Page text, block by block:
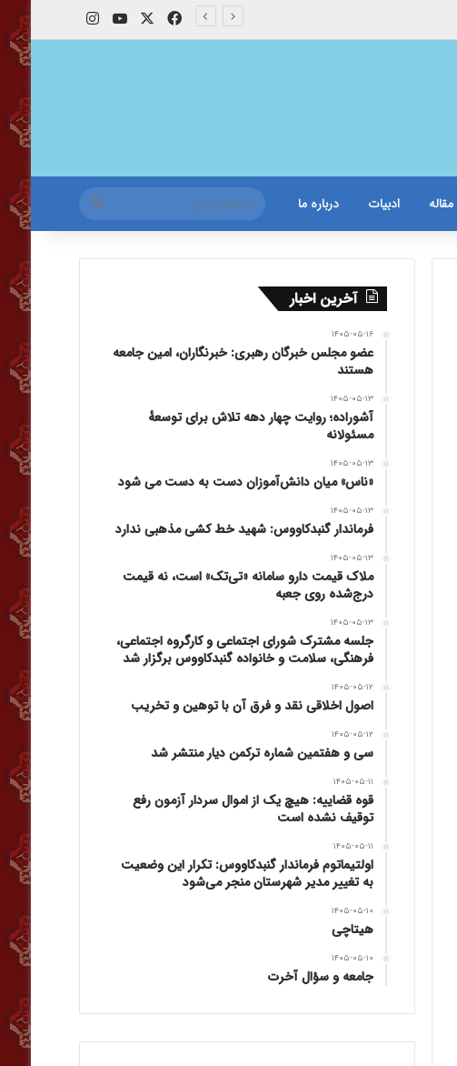
فیس بوکیوتیوباینستاگرام
مقاله ادبیات درباره ما
جستجو
برای
آخرین اخبار
۱۴۰۵-۰۵-۱۶
عضو مجلس خبرگان رهبری: خبرنگاران، امین جامعه
هستند
۱۴۰۵-۰۵-۱۳
آشوراده؛ روایت چهار دهه تلاش برای توسعهٔ
مسئولانه
۱۴۰۵-۰۵-۱۳
«ناس» میان دانش‌آموزان دست به دست می شود
۱۴۰۵-۰۵-۱۳
فرماندار گنبدکاووس: شهید خط کشی مذهبی ندارد
۱۴۰۵-۰۵-۱۳
ملاک قیمت دارو سامانه «تی‌تک» است، نه قیمت
درج‌شده روی جعبه
۱۴۰۵-۰۵-۱۳
جلسه مشترک شورای اجتماعی و کارگروه اجتماعی،
فرهنگی، سلامت و خانواده گنبدکاووس برگزار شد
۱۴۰۵-۰۵-۱۲
اصول اخلاقی نقد و فرق آن با توهین و تخریب
۱۴۰۵-۰۵-۱۲
سی و هفتمین شماره ترکمن دیار منتشر شد
۱۴۰۵-۰۵-۱۱
قوه قضاییه: هیچ یک از اموال سردار آزمون رفع
توقیف نشده است
۱۴۰۵-۰۵-۱۱
اولتیماتوم فرماندار گنبدکاووس: تکرار این وضعیت
به تغییر مدیر شهرستان منجر می‌شود
۱۴۰۵-۰۵-۱۰
هیتاچی
۱۴۰۵-۰۵-۱۰
جامعه و سؤال آخرت